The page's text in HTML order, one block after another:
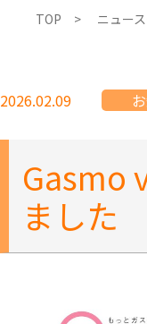
TOP ニュー
2026.02.09
Gasmo
ました